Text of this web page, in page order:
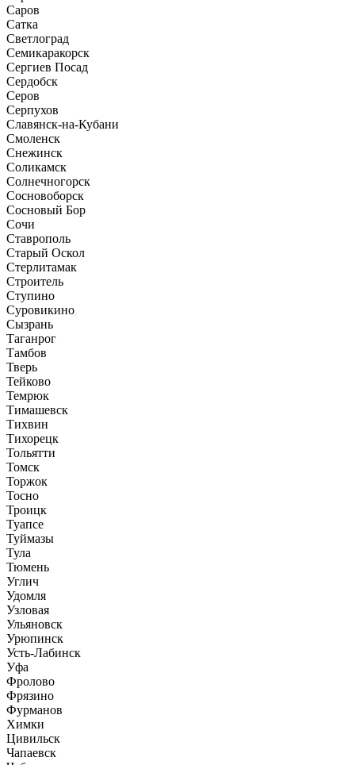
Саров
Сатка
Светлоград
Семикаракорск
Сергиев Посад
Сердобск
Серов
Серпухов
Славянск-на-Кубани
Смоленск
Снежинск
Соликамск
Солнечногорск
Сосновоборск
Сосновый Бор
Сочи
Ставрополь
Старый Оскол
Стерлитамак
Строитель
Ступино
Суровикино
Сызрань
Таганрог
Тамбов
Тверь
Тейково
Темрюк
Тимашевск
Тихвин
Тихорецк
Тольятти
Томск
Торжок
Тосно
Троицк
Туапсе
Туймазы
Тула
Тюмень
Углич
Удомля
Узловая
Ульяновск
Урюпинск
Усть-Лабинск
Уфа
Фролово
Фрязино
Фурманов
Химки
Цивильск
Чапаевск